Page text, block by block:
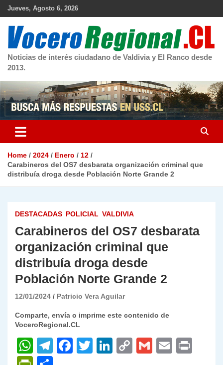
Skip
Jueves, Agosto 6, 2026
Noticias de interés ciudadano de Valdivia y El Ranco desde
2013.
Home 2024 Enero
12
Carabineros del OS7 desbarata organización criminal que
distribuía droga desde Población Norte Grande 2
DESTACADAS POLICIAL VALDIVIA
Carabineros del OS7 desbarata
organización criminal que
distribuía droga desde
Población Norte Grande 2
12/01/2024 Patricio Vera Aguilar
Comparte, envía o imprime este contenido de
VoceroRegional.CL
W
T
F
T
Li
C
G
E